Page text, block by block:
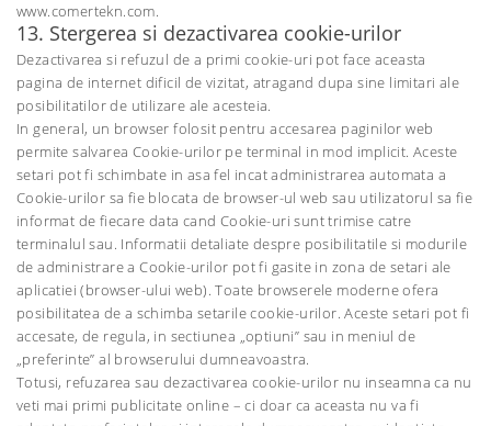
www.comertekn.com.
13. Stergerea si dezactivarea cookie-urilor
Dezactivarea si refuzul de a primi cookie-uri pot face aceasta
pagina de internet dificil de vizitat, atragand dupa sine limitari ale
posibilitatilor de utilizare ale acesteia.
In general, un browser folosit pentru accesarea paginilor web
permite salvarea Cookie-urilor pe terminal in mod implicit. Aceste
setari pot fi schimbate in asa fel incat administrarea automata a
Cookie-urilor sa fie blocata de browser-ul web sau utilizatorul sa fie
informat de fiecare data cand Cookie-uri sunt trimise catre
terminalul sau. Informatii detaliate despre posibilitatile si modurile
de administrare a Cookie-urilor pot fi gasite in zona de setari ale
aplicatiei (browser-ului web). Toate browserele moderne ofera
posibilitatea de a schimba setarile cookie-urilor. Aceste setari pot fi
accesate, de regula, in sectiunea „optiuni” sau in meniul de
„preferinte” al browserului dumneavoastra.
Totusi, refuzarea sau dezactivarea cookie-urilor nu inseamna ca nu
veti mai primi publicitate online – ci doar ca aceasta nu va fi